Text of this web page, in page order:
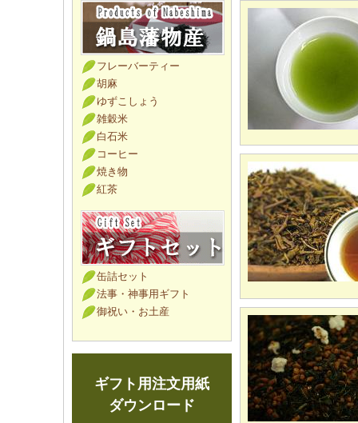
フレーバーティー
胡麻
ゆずこしょう
雑穀米
白石米
コーヒー
焼き物
紅茶
缶詰セット
法事・神事用ギフト
御祝い・お土産
ギフト用注文用紙
ダウンロード